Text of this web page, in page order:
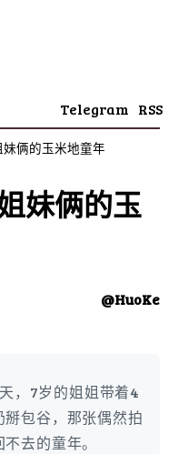
Telegram RSS
俩的玉米地童年
妹俩的玉
@HuoKe
，7岁的姐姐带着4
包谷，那张偶然拍
去的童年。